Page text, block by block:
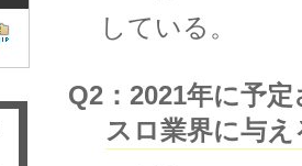
している。
Q2：2021年に予
スロ業界に与